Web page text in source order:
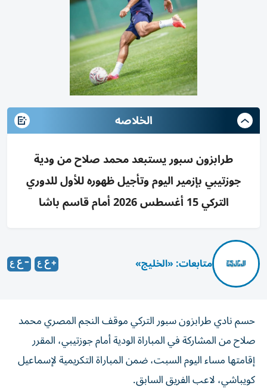
الخلاصه
طرابزون سبور يستبعد محمد صلاح من ودية
جوزتيبي بإزمير اليوم وتأجيل ظهوره للأول للدوري
التركي 15 أغسطس 2026 أمام قاسم باشا
متابعات: «الخليج»
حسم نادي طرابزون سبور التركي موقف النجم المصري محمد
صلاح من المشاركة في المباراة الودية أمام جوزتيبي، المقرر
إقامتها مساء اليوم السبت، ضمن المباراة التكريمية لإسماعيل
كويباشي، لاعب الفريق السابق.